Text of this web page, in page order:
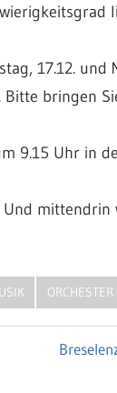
17.12. und
bringen
9.15 Uhr in
ORCHESTER
Nächster